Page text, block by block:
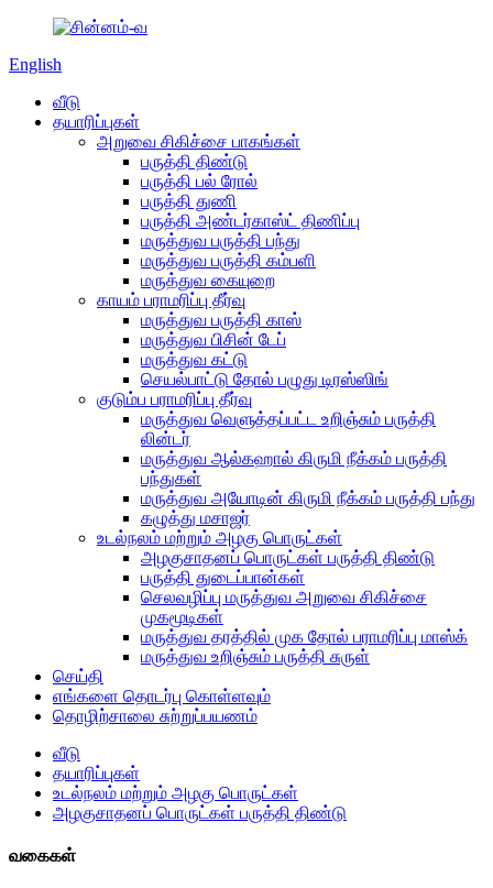
English
வீடு
தயாரிப்புகள்
அறுவை சிகிச்சை பாகங்கள்
பருத்தி திண்டு
பருத்தி பல் ரோல்
பருத்தி துணி
பருத்தி அண்டர்காஸ்ட் திணிப்பு
மருத்துவ பருத்தி பந்து
மருத்துவ பருத்தி கம்பளி
மருத்துவ கையுறை
காயம் பராமரிப்பு தீர்வு
மருத்துவ பருத்தி காஸ்
மருத்துவ பிசின் டேப்
மருத்துவ கட்டு
செயல்பாட்டு தோல் பழுது டிரஸ்ஸிங்
குடும்ப பராமரிப்பு தீர்வு
மருத்துவ வெளுத்தப்பட்ட உறிஞ்சும் பருத்தி
லின்டர்
மருத்துவ ஆல்கஹால் கிருமி நீக்கம் பருத்தி
பந்துகள்
மருத்துவ அயோடின் கிருமி நீக்கம் பருத்தி பந்து
கழுத்து மசாஜர்
உடல்நலம் மற்றும் அழகு பொருட்கள்
அழகுசாதனப் பொருட்கள் பருத்தி திண்டு
பருத்தி துடைப்பான்கள்
செலவழிப்பு மருத்துவ அறுவை சிகிச்சை
முகமூடிகள்
மருத்துவ தரத்தில் முக தோல் பராமரிப்பு மாஸ்க்
மருத்துவ உறிஞ்சும் பருத்தி சுருள்
செய்தி
எங்களை தொடர்பு கொள்ளவும்
தொழிற்சாலை சுற்றுப்பயணம்
வீடு
தயாரிப்புகள்
உடல்நலம் மற்றும் அழகு பொருட்கள்
அழகுசாதனப் பொருட்கள் பருத்தி திண்டு
வகைகள்